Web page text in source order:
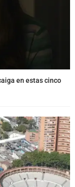
en estas cinco